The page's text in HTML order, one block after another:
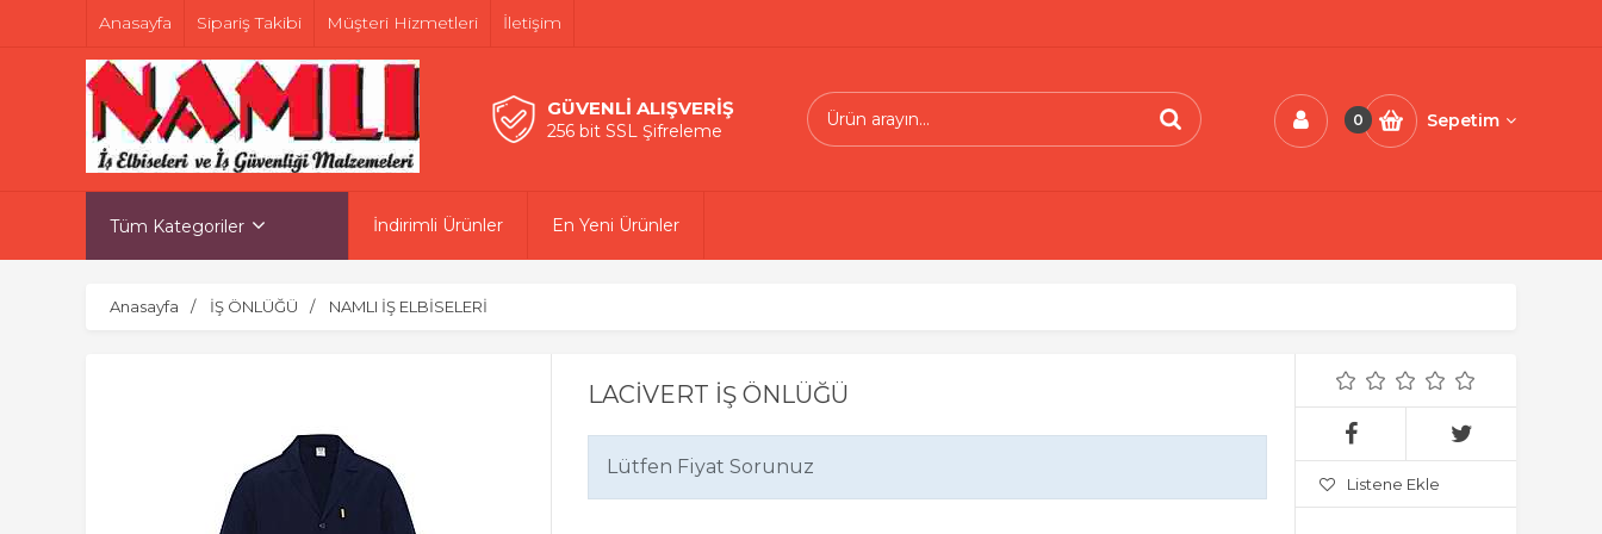
Anasayfa Sipariş Takibi Müşteri Hizmetleri İletişim
GÜVENLİ ALIŞVERİŞ
256 bit SSL Şifreleme
0 Sepetim
Tüm Kategoriler İndirimli Ürünler En Yeni Ürünler
Anasayfa İŞ ÖNLÜĞÜ NAMLI İŞ ELBİSELERİ
LACİVERT İŞ ÖNLÜĞÜ
Lütfen Fiyat Sorunuz
Listene Ekle